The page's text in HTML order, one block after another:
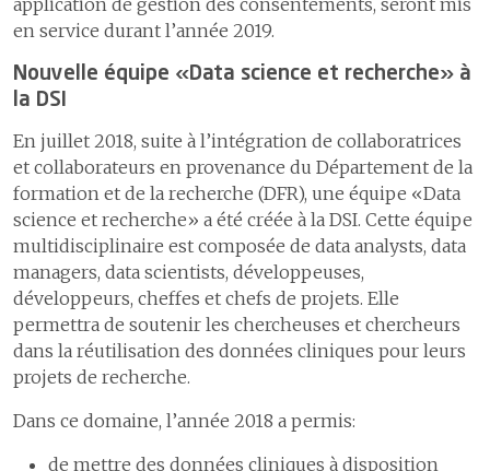
application de gestion des consentements, seront mis
en service durant l’année 2019.
Nouvelle équipe «Data science et recherche» à
la DSI
En juillet 2018, suite à l’intégration de collaboratrices
et collaborateurs en provenance du Département de la
formation et de la recherche (DFR), une équipe «Data
science et recherche» a été créée à la DSI. Cette équipe
multidisciplinaire est composée de data analysts, data
managers, data scientists, développeuses,
développeurs, cheffes et chefs de projets. Elle
permettra de soutenir les chercheuses et chercheurs
dans la réutilisation des données cliniques pour leurs
projets de recherche.
Dans ce domaine, l’année 2018 a permis:
de mettre des données cliniques à disposition